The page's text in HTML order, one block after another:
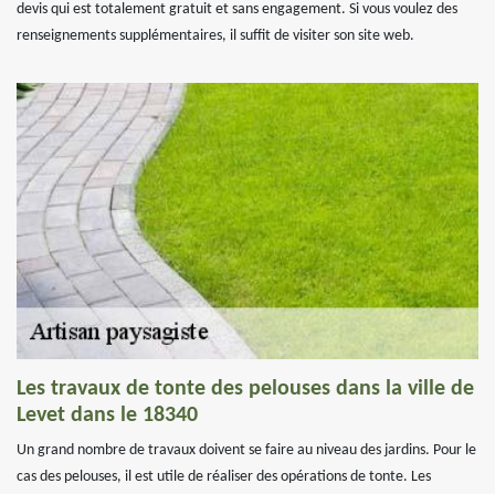
devis qui est totalement gratuit et sans engagement. Si vous voulez des
renseignements supplémentaires, il suffit de visiter son site web.
Les travaux de tonte des pelouses dans la ville de
Levet dans le 18340
Un grand nombre de travaux doivent se faire au niveau des jardins. Pour le
cas des pelouses, il est utile de réaliser des opérations de tonte. Les